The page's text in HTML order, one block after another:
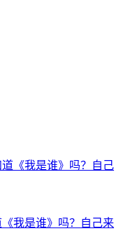
我是谁》吗？自己来